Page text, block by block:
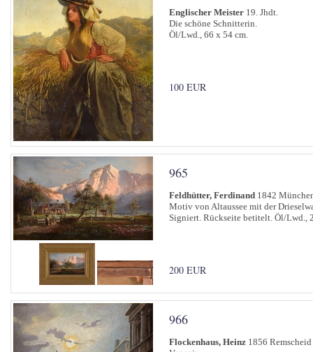
Englischer Meister 19. Jhdt.
Die schöne Schnitterin.
Öl/Lwd., 66 x 54 cm.
100 EUR
965
Feldhütter, Ferdinand 1842
Motiv von Altaussee mit der
Signiert. Rückseite betitelt. Öl/Lwd.,
200 EUR
966
Flockenhaus, Heinz 1856